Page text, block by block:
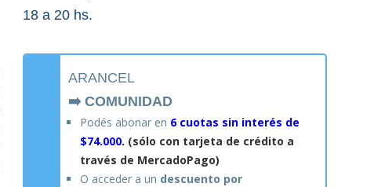
18 a 20 hs.
ARANCEL
➡️ COMUNIDAD
Podés abonar en 6 cuotas sin interés de
$74.000. (sólo con tarjeta de crédito a
través de MercadoPago)
O acceder a un descuento por